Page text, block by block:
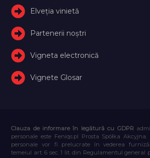
Elveţia vinietă
Partenerii noștri
Vigneta electronică
Vignete Glosar
Clauza de informare în legătură cu GDPR
personale este Feniqs.pl Prosta Spółka
personale vor fi prelucrate în vederea
temeiul art. 6 sec. 1 lit. din Regulamentul general